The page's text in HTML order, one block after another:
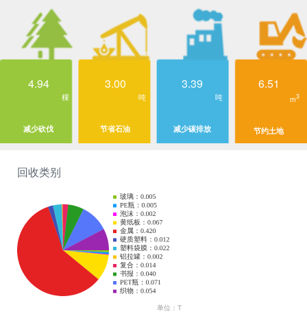
4.94
棵
减少砍伐
3.00
吨
节省石油
3.39
吨
减少碳排放
6.51
m3
节约土地
回收类别